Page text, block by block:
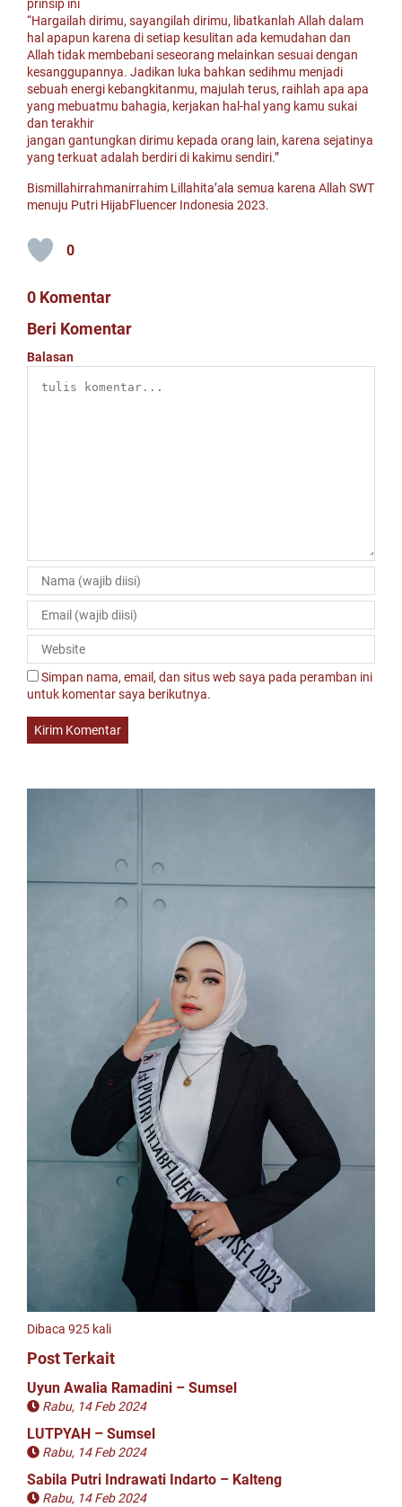
prinsip ini
“Hargailah dirimu, sayangilah dirimu, libatkanlah Allah dalam
hal apapun karena di setiap kesulitan ada kemudahan dan
Allah tidak membebani seseorang melainkan sesuai dengan
kesanggupannya. Jadikan luka bahkan sedihmu menjadi
sebuah energi kebangkitanmu, majulah terus, raihlah apa apa
yang mebuatmu bahagia, kerjakan hal-hal yang kamu sukai
dan terakhir
jangan gantungkan dirimu kepada orang lain, karena sejatinya
yang terkuat adalah berdiri di kakimu sendiri.”
Bismillahirrahmanirrahim Lillahita’ala semua karena Allah SWT
menuju Putri HijabFluencer Indonesia 2023.
0
0 Komentar
Beri Komentar
Balasan
Simpan nama, email, dan situs web saya pada peramban ini
untuk komentar saya berikutnya.
Dibaca 925 kali
Post Terkait
Uyun Awalia Ramadini – Sumsel
Rabu, 14 Feb 2024
LUTPYAH – Sumsel
Rabu, 14 Feb 2024
Sabila Putri Indrawati Indarto – Kalteng
Rabu, 14 Feb 2024